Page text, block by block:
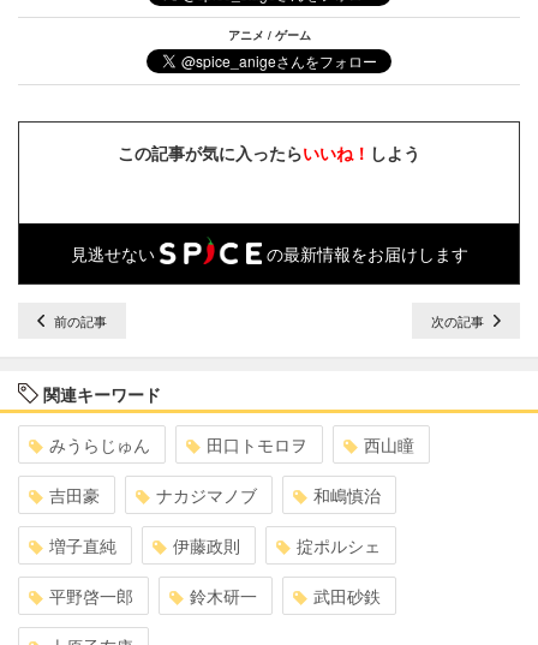
アニメ / ゲーム
この記事が気に入ったらいいね！ しよう
見逃せない の最新情報をお届けします
前の記事 次の記事
関連キーワード
みうらじゅん 田口トモロヲ 西山瞳
吉田豪 ナカジマノブ 和嶋慎治
増子直純 伊藤政則 掟ポルシェ
平野啓一郎 鈴木研一 武田砂鉄